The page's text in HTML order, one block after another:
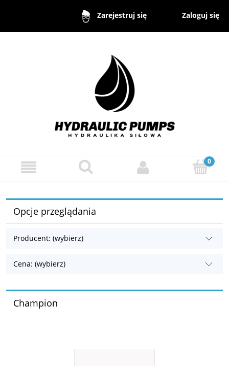
Zarejestruj się Zaloguj się
Opcje przeglądania
Producent: (wybierz)
Cena: (wybierz)
Champion